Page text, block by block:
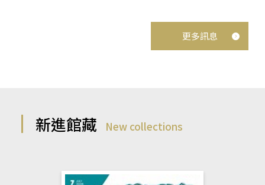
更多訊息
新進館藏 New collections